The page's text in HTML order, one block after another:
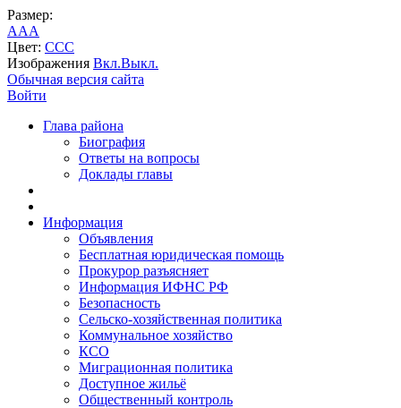
Размер:
AAA
Цвет: CCC
Изображения Вкл.Выкл.
Обычная версия сайта
Войти
Глава района
Биография
Ответы на вопросы
Доклады главы
Информация
Объявления
Бесплатная юридическая помощь
Прокурор разъясняет
Информация ИФНС РФ
Безопасность
Сельско-хозяйственная политика
Коммунальное хозяйство
КСО
Миграционная политика
Доступное жильё
Общественный контроль